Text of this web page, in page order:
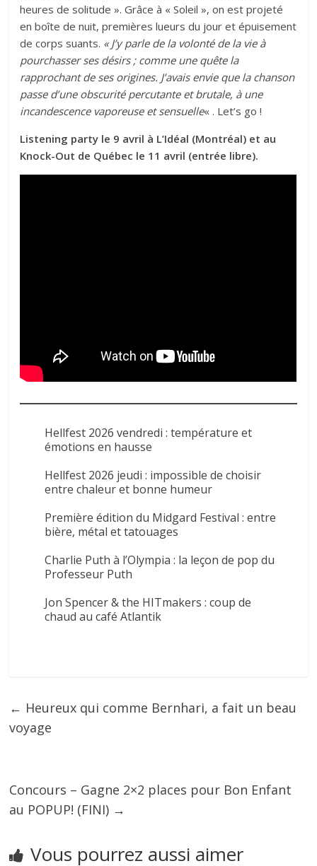
heures de solitude ». Grâce à « Soleil », on est projeté
en boîte de nuit, premières lueurs du jour et épuisement
de corps suants. « J’y parle de la volonté de la vie à
pourchasser ses désirs ; comme une quête la
rapprochant de ses origines. J’avais envie que la chanson
passe d’une obscurité percutante et brutale, à une
incandescence vaporeuse et sensuelle« . Let’s go !
Listening party le 9 avril à L’Idéal (Montréal) et au
Knock-Out de Québec le 11 avril (entrée libre).
Hellfest 2026 vendredi : température et
émotions en hausse
Hellfest 2026 jeudi : impossible de choisir
entre chaleur et bonne humeur
Première édition du Midgard Festival : entre
bière, métal et tatouages
Charlie Puth à l’Olympia : la leçon de pop du
Professeur Puth
Jon Spencer & the HITmakers : coup de
chaud au café Atlantik
← Heureux qui comme Bernhari, a fait un beau
voyage
Concours – Gagne 2×2 places pour Bon Enfant
au POPUP! (FINI) →
Vous pourrez aussi aimer